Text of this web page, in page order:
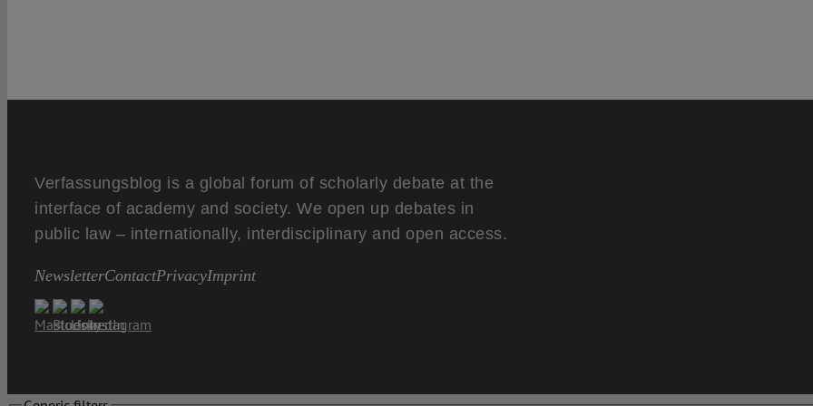
Verfassungsblog is a global forum of scholarly debate at the
interface of academy and society. We open up debates in
public law – internationally, interdisciplinary and open access.
NewsletterContactPrivacyImprint